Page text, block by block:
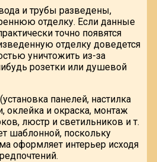
и трубы разведены,
отделку. Если данные
точно появятся
отделку доведется
уничтожить из-за
розетки или душевой
панелей, настилка
оклейка и окраска, монтаж
люстр и светильников и т.
шаблонной, поскольку
оформляет интерьер исходя